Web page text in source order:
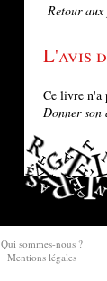
Retour
L'avis
Ce livre n'a
Donner
Qui sommes-nous ?
Mentions légales